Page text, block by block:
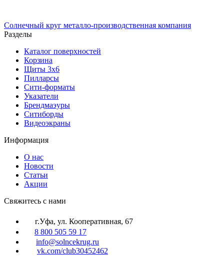
Солнечный круг металло-производственная компания
Разделы
Каталог поверхностей
Корзина
Щиты 3х6
Пилларсы
Сити-форматы
Указатели
Брендмаэуры
Ситиборды
Видеоэкраны
Информация
О нас
Новости
Статьи
Акции
Cвяжитесь с нами
г.Уфа, ул. Кооперативная, 67
8 800 505 59 17
info@solncekrug.ru
vk.com/club30452462